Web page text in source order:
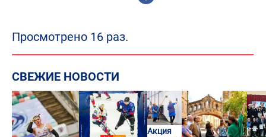
Просмотрено 16 раз.
СВЕЖИЕ НОВОСТИ
Акция